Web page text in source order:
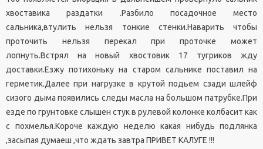
хвоставика раздатки .Разбило посадочное место
сальника,втулить нельзя тонкие стенки.Наварить чтобы
проточить нельзя перекал при проточке может
лопнуть.Встрял на новый хвостовик 17 тугриков жду
доставки.Езжу потихоньку на старом сальнике поставил на
герметик.Далее при нагрузке в крутой подьем сзади шлейф
сизого дыма появились следы масла на большом патрубке.При
езде по грунтовке слышен стук в рулевой колонке колбасит как
с похмелья.Короче каждую неделю какая нибудь подлянка
,засыпая думаеш ,что ждать завтра ПРИВЕТ КАЛУГЕ !!!